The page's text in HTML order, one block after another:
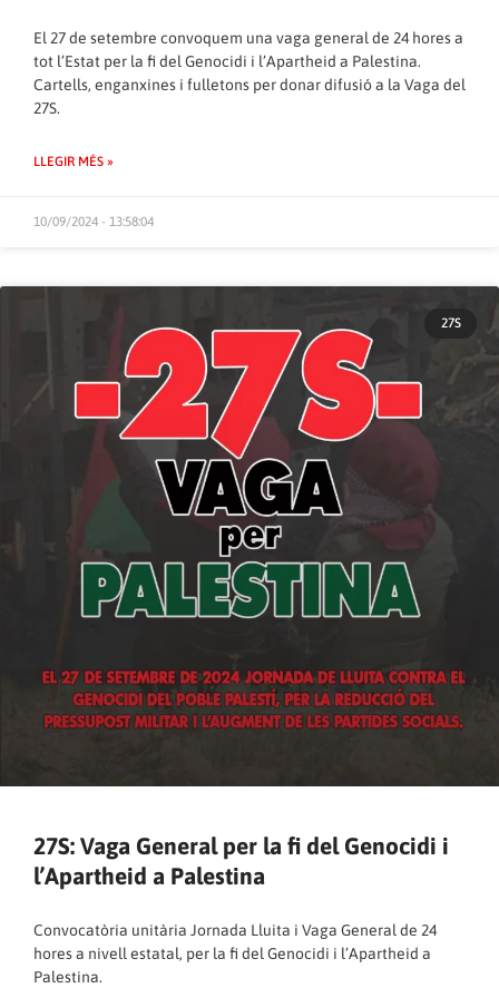
El 27 de setembre convoquem una vaga general de 24 hores a
tot l’Estat per la fi del Genocidi i l’Apartheid a Palestina.
Cartells, enganxines i fulletons per donar difusió a la Vaga del
27S.
LLEGIR MÉS »
10/09/2024 - 13:58:04
27S
27S: Vaga General per la fi del Genocidi i
l’Apartheid a Palestina
Convocatòria unitària Jornada Lluita i Vaga General de 24
hores a nivell estatal, per la fi del Genocidi i l’Apartheid a
Palestina.